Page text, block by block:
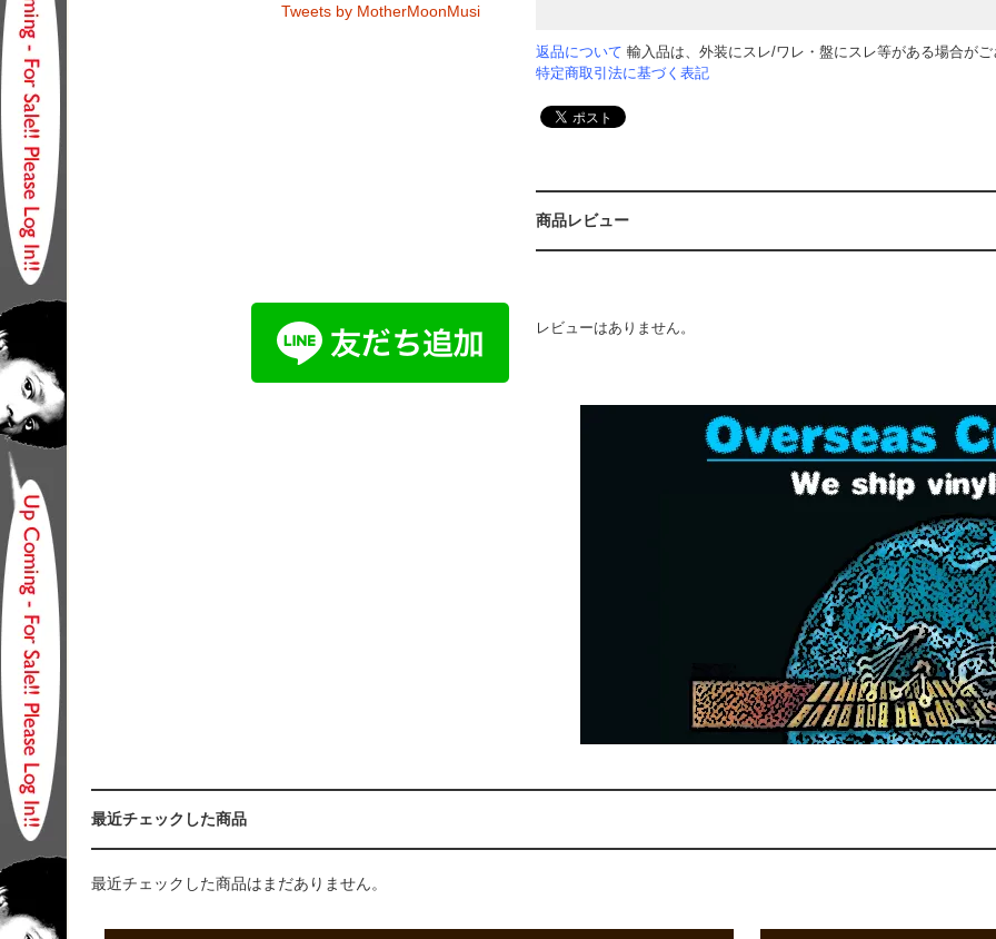
返品について 輸入品は、外装にスレ/ワレ・盤にスレ等がある場合が
特定商取引法に基づく表記
商品レビュー
レビューはありません。
Tweets by MotherMoonMusi
最近チェックした商品
最近チェックした商品はまだありません。